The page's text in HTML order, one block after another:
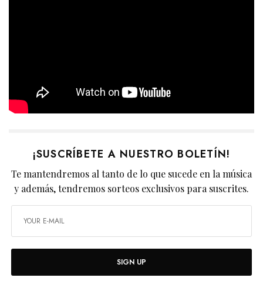
¡SUSCRÍBETE A NUESTRO BOLETÍN!
Te mantendremos al tanto de lo que sucede en la música
y además, tendremos sorteos exclusivos para suscrites.
SIGN UP